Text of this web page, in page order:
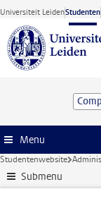
Ga direct naar de
Universiteit LeidenStudenten
Menu
Studentenwebsite
Submenu